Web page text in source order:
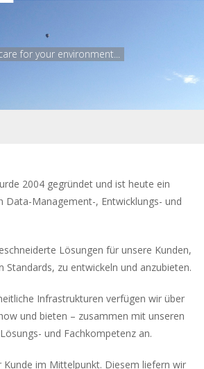
for your environment...
2004 gegründet und ist heute ein
Data-Management-, Entwicklungs- und
Lösungen für unsere Kunden,
Standards, zu entwickeln und anzubieten.
Infrastrukturen verfügen wir über
und bieten – zusammen mit unseren
und Fachkompetenz an.
Kunde im Mittelpunkt. Diesem liefern wir